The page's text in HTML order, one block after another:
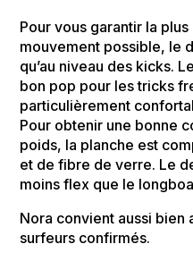
Pour vous garantir la
mouvement possible, le
qu’au niveau des kicks.
bon pop pour les tricks
particulièrement
Pour obtenir une bonne
poids, la planche est
et de fibre de verre. Le
moins flex que le
Nora convient aussi bien
surfeurs confirmés.